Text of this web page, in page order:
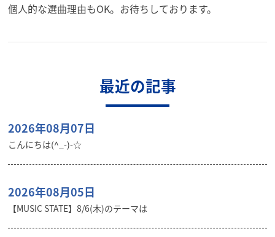
個人的な選曲理由もOK。お待ちしております。
最近の記事
2026年08月07日
こんにちは(^_-)-☆
2026年08月05日
【MUSIC STATE】8/6(木)のテーマは